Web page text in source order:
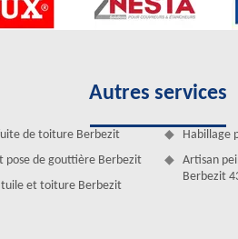
la bonne tenue du toit. Si votre
avec des mousses, la terrasse qui n’est
Autres services
de toiture Berbezit
pose de gouttière Berbezit
tuile et toiture Berbezit
Habillage
Artisan
Berbezit